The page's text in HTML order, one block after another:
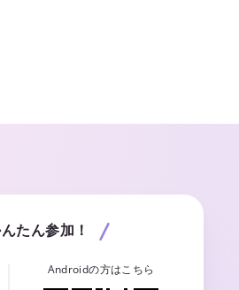
たん参加！
Androidの方はこちら